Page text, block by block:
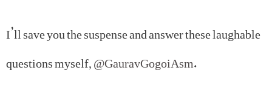
I’ll save you the suspense and answer these laughable
questions myself,@GauravGogoiAsm.